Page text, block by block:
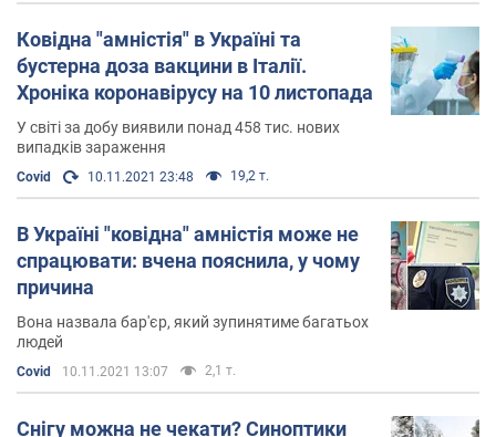
Ковідна "амністія" в Україні та
бустерна доза вакцини в Італії.
Хроніка коронавірусу на 10 листопада
У світі за добу виявили понад 458 тис. нових
випадків зараження
Covid 10.11.2021 23:48 19,2 т.
В Україні "ковідна" амністія може не
спрацювати: вчена пояснила, у чому
причина
Вона назвала бар'єр, який зупинятиме багатьох
людей
Covid 10.11.2021 13:07 2,1 т.
Снігу можна не чекати? Синоптики